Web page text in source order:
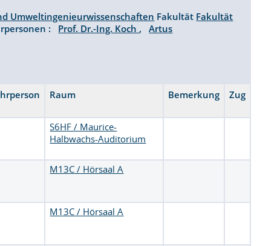
Umweltingenieurwissenschaften Fakultät Fakultät
: Prof. Dr.-Ing. Koch ,Artus
Raum Bemerkung Zug
S6HF / Maurice-
Halbwachs-Auditorium
M13C / Hörsaal A
M13C / Hörsaal A